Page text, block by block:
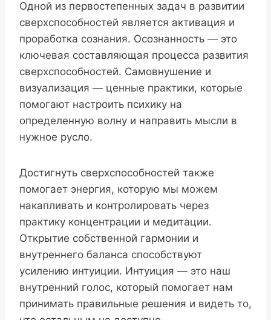
Одной из первостепенных задач в развитии
сверхспособностей является активация и
проработка сознания. Осознанность — это
ключевая составляющая процесса развития
сверхспособностей. Самовнушение и
визуализация — ценные практики, которые
помогают настроить психику на
определенную волну и направить мысли в
нужное русло.
Достигнуть сверхспособностей также
помогает энергия, которую мы можем
накапливать и контролировать через
практику концентрации и медитации.
Открытие собственной гармонии и
внутреннего баланса способствуют
усилению интуиции. Интуиция — это наш
внутренний голос, который помогает нам
принимать правильные решения и видеть то,